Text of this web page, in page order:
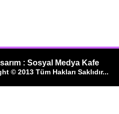
: Sosyal Medya Kafe
© 2013 Tüm Hakları Saklıdır...